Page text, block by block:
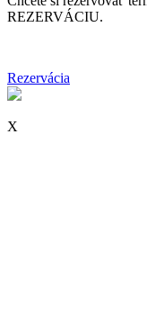
REZERVÁCIU.
Rezervácia
X